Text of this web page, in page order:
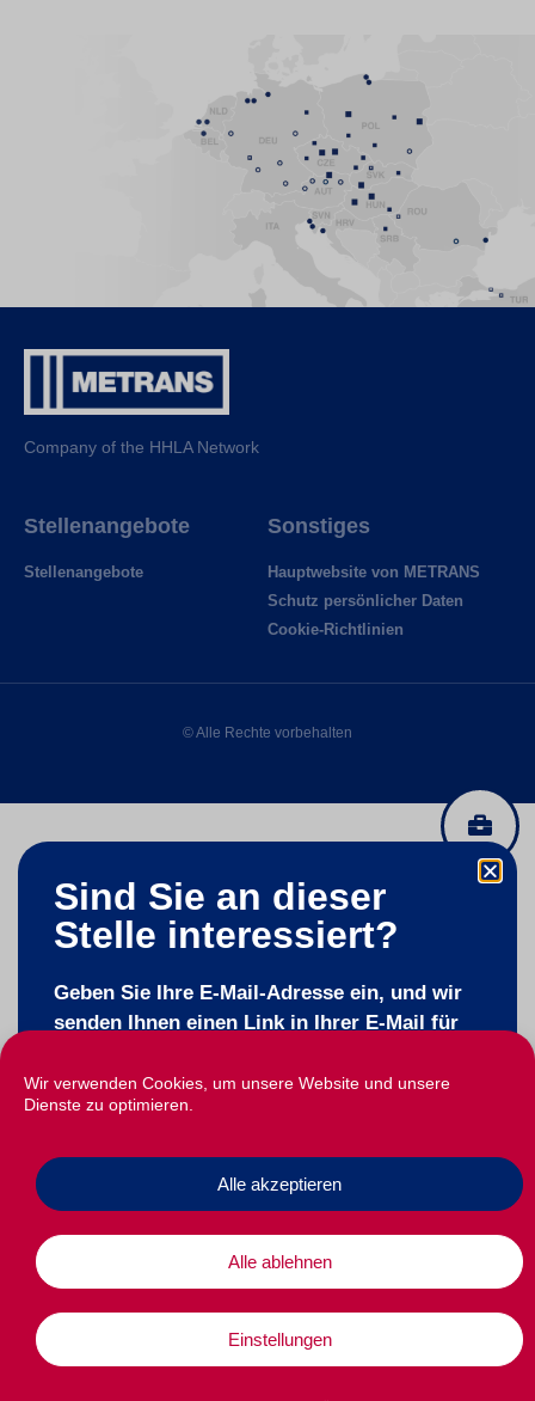
Wir verwenden Cookies, um unsere Website und unsere
Dienste zu optimieren.
Alle akzeptieren
Alle ablehnen
Einstellungen
Company of the HHLA Network
Stellenangebote
Stellenangebote
Sonstiges
Hauptwebsite von METRANS
Schutz persönlicher Daten
Cookie-Richtlinien
© Alle Rechte vorbehalten
Sind Sie an dieser
Stelle interessiert?
Geben Sie Ihre E-Mail-Adresse ein, und wir
senden Ihnen einen Link in Ihrer E-Mail für
E-Mail
Zustimmung
Ich bin mit der Verarbeitung meiner
persönlichen Daten einverstanden.